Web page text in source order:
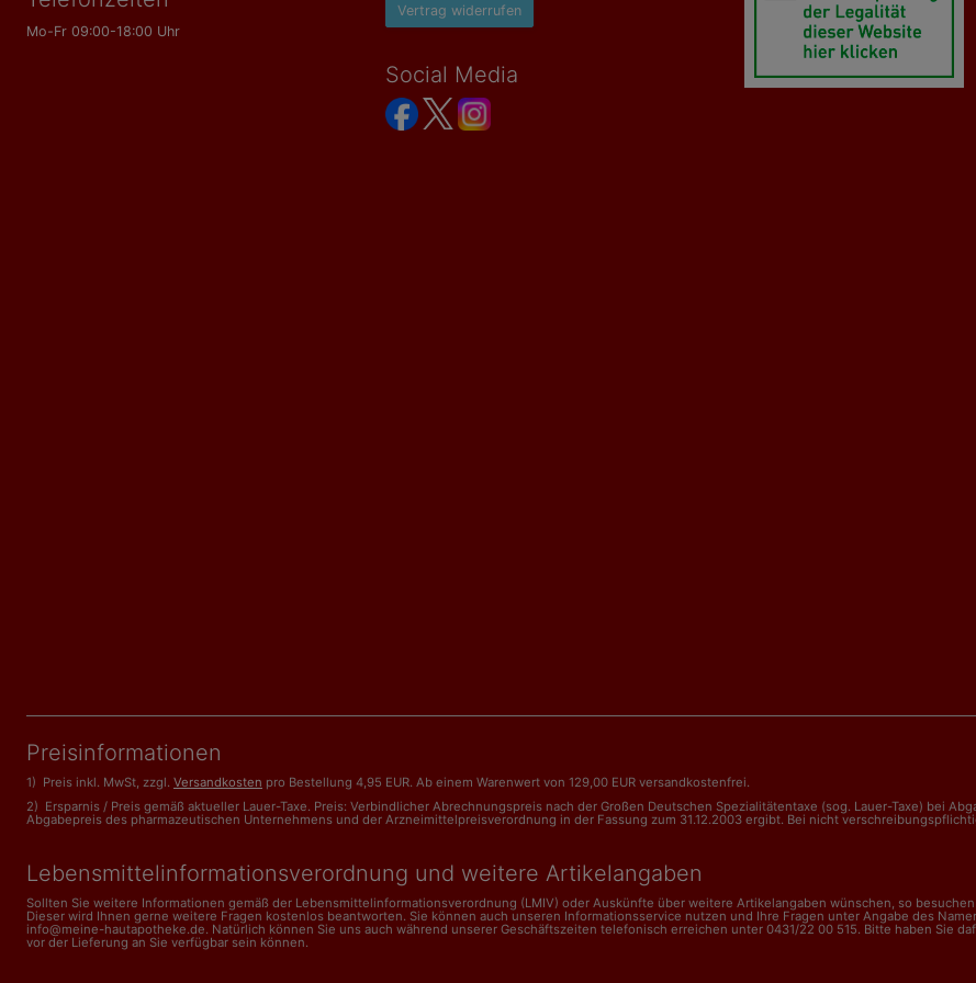
Mo-Fr 09:00-18:00 Uhr
Vertrag widerrufen
Social Media
Preisinformationen
1) Preis inkl. MwSt, zzgl. Versandkosten pro Bestellung 4,95 EUR. Ab einem Warenwert von 129,00 EUR versandkostenfrei.
2) Ersparnis / Preis gemäß aktueller Lauer-Taxe. Preis: Verbindlicher Abrechnungspreis nach der Großen Deutschen Spezialitätentaxe (sog. Lauer-Taxe) bei
Abgabepreis des pharmazeutischen Unternehmens und der Arzneimittelpreisverordnung in der Fassung zum 31.12.2003 ergibt. Bei nicht
Lebensmittelinformations­verordnung und weitere Artikelangaben
Sollten Sie weitere Informationen gemäß der Lebensmittel­informations­verordnung (LMIV) oder Auskünfte über weitere Artikelangaben wünschen, so
Dieser wird Ihnen gerne weitere Fragen kostenlos beantworten. Sie können auch unseren Informationsservice nutzen und Ihre Fragen unter Angabe des
info@meine-hautapotheke.de. Natürlich können Sie uns auch während unserer Geschäftszeiten telefonisch erreichen unter 0431/22 00 515. Bitte haben Sie
vor der Lieferung an Sie verfügbar sein können.